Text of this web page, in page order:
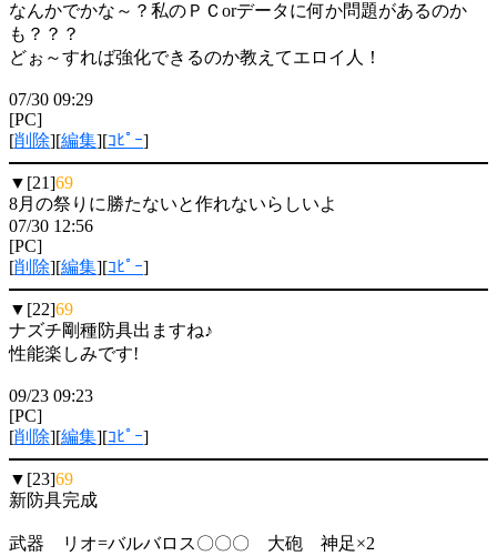
なんかでかな～？私のＰＣorデータに何か問題があるのか
も？？？
どぉ～すれば強化できるのか教えてエロイ人！
07/30 09:29
[PC]
[削除][編集][ｺﾋﾟｰ]
▼[21]69
8月の祭りに勝たないと作れないらしいよ
07/30 12:56
[PC]
[削除][編集][ｺﾋﾟｰ]
▼[22]69
ナズチ剛種防具出ますね♪
性能楽しみです!
09/23 09:23
[PC]
[削除][編集][ｺﾋﾟｰ]
▼[23]69
新防具完成
武器 リオ=バルバロス〇〇〇 大砲 神足×2